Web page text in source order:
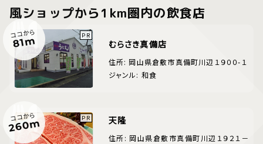
風ショップから1km圏内の飲食店
ココから
81m むらさき真備店
住所: 岡山県倉敷市真備町川辺１９００-１
ジャンル: 和食
ココから
260m 天隆
住所: 岡山県倉敷市真備町川辺１９２１－